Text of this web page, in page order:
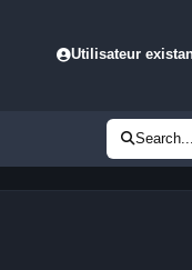
Utilisateur
Search...